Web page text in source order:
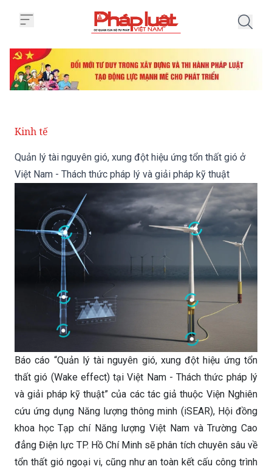
Kinh tế
Quản lý tài nguyên gió, xung đột hiệu ứng tổn thất gió ở
Việt Nam - Thách thức pháp lý và giải pháp kỹ thuật
Báo cáo “Quản lý tài nguyên gió, xung đột hiệu ứng tổn
thất gió (Wake effect) tại Việt Nam - Thách thức pháp lý
và giải pháp kỹ thuật” của các tác giả thuộc Viện Nghiên
cứu ứng dụng Năng lượng thông minh (iSEAR), Hội đồng
khoa học Tạp chí Năng lượng Việt Nam và Trường Cao
đẳng Điện lực TP. Hồ Chí Minh sẽ phân tích chuyên sâu về
tổn thất gió ngoại vi, cũng như an toàn kết cấu công trình